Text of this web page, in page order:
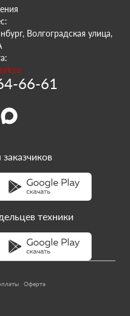
Волгоградская улица,
66-61
Оферта
техники